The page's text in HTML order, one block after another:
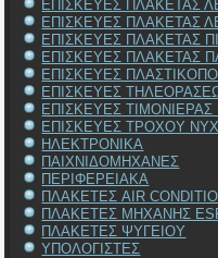
ΕΠΙΣΚΕΥΕΣ ΠΛΑΚΕΤΑΣ
ΕΠΙΣΚΕΥΕΣ ΠΛΑΚΕΤΑΣ
ΕΠΙΣΚΕΥΕΣ ΠΛΑΚΕΤΑΣ
ΕΠΙΣΚΕΥΕΣ ΠΛΑΚΕΤΑΣ
ΕΠΙΣΚΕΥΕΣ
ΕΠΙΣΚΕΥΕΣ
ΕΠΙΣΚΕΥΕΣ ΤΙΜΟΝΙΕΡΑΣ
ΕΠΙΣΚΕΥΕΣ ΤΡΟΧΟΥ
ΗΛΕΚΤΡΟΝΙΚΑ
ΠΑΙΧΝΙΔΟΜΗΧΑΝΕΣ
ΠΕΡΙΦΕΡΕΙΑΚΑ
ΠΛΑΚΕΤΕΣ AIR
ΠΛΑΚΕΤΕΣ ΜΗΧΑΝΗΣ
ΠΛΑΚΕΤΕΣ ΨΥΓΕΙΟΥ
ΥΠΟΛΟΓΙΣΤΕΣ